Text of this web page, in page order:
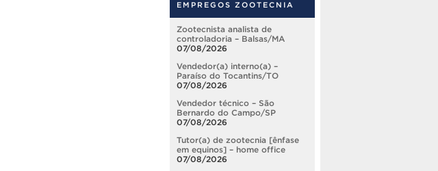
EMPREGOS ZOOTECNIA
Zootecnista analista de
controladoria – Balsas/MA
07/08/2026
Vendedor(a) interno(a) –
Paraíso do Tocantins/TO
07/08/2026
Vendedor técnico – São
Bernardo do Campo/SP
07/08/2026
Tutor(a) de zootecnia [ênfase
em equinos] – home office
07/08/2026